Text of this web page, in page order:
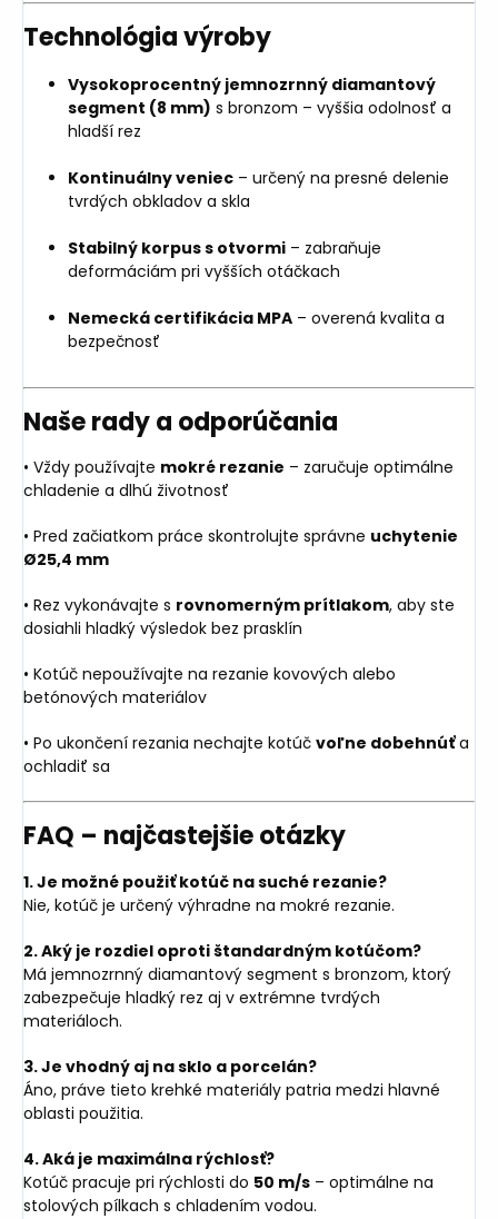
Technológia výroby
Vysokoprocentný jemnozrnný diamantový
segment (8 mm) s bronzom – vyššia odolnosť a
hladší rez
Kontinuálny veniec – určený na presné delenie
tvrdých obkladov a skla
Stabilný korpus s otvormi – zabraňuje
deformáciám pri vyšších otáčkach
Nemecká certifikácia MPA – overená kvalita a
bezpečnosť
Naše rady a odporúčania
• Vždy používajte mokré rezanie – zaručuje optimálne
chladenie a dlhú životnosť
• Pred začiatkom práce skontrolujte správne uchytenie
Ø25,4 mm
• Rez vykonávajte s rovnomerným prítlakom, aby ste
dosiahli hladký výsledok bez prasklín
• Kotúč nepoužívajte na rezanie kovových alebo
betónových materiálov
• Po ukončení rezania nechajte kotúč voľne dobehnúťa
ochladiť sa
FAQ – najčastejšie otázky
1. Je možné použiť kotúč na suché rezanie?
Nie, kotúč je určený výhradne na mokré rezanie.
2. Aký je rozdiel oproti štandardným kotúčom?
Má jemnozrnný diamantový segment s bronzom, ktorý
zabezpečuje hladký rez aj v extrémne tvrdých
materiáloch.
3. Je vhodný aj na sklo a porcelán?
Áno, práve tieto krehké materiály patria medzi hlavné
oblasti použitia.
4. Aká je maximálna rýchlosť?
Kotúč pracuje pri rýchlosti do 50 m/s – optimálne na
stolových pílkach s chladením vodou.